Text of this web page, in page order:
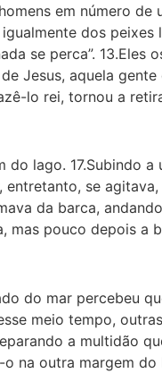
em número
dos
se perca”.
Jesus, aquela
lo rei, tornou a
lago. 17.Subindo
se
da barca,
mas pouco depois a
do mar percebeu
meio tempo,
a multidão
na outra margem do